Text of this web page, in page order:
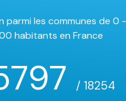
parmi les communes de 0 -
habitants en France
/ 18254